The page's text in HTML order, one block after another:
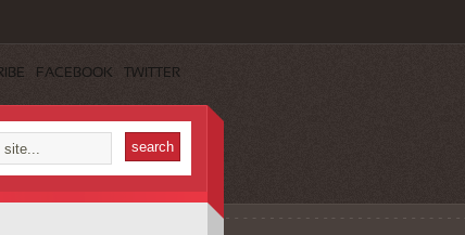
FACEBOOK TWITTER